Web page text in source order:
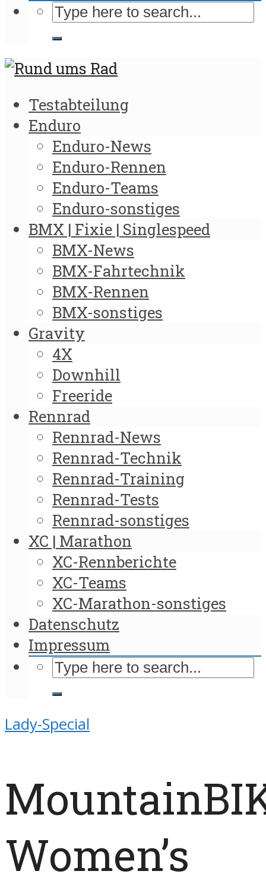
Testabteilung
Enduro
Enduro-News
Enduro-Rennen
Enduro-Teams
Enduro-sonstiges
BMX | Fixie | Singlespeed
BMX-News
BMX-Fahrtechnik
BMX-Rennen
BMX-sonstiges
Gravity
4X
Downhill
Freeride
Rennrad
Rennrad-News
Rennrad-Technik
Rennrad-Training
Rennrad-Tests
Rennrad-sonstiges
XC | Marathon
XC-Rennberichte
XC-Teams
XC-Marathon-sonstiges
Datenschutz
Impressum
Lady-Special
Women’s